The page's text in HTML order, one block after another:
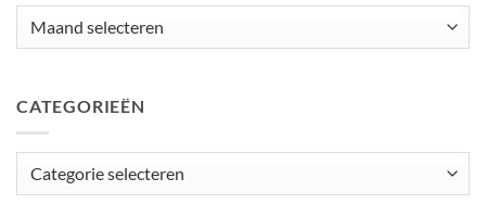
CATEGORIEËN